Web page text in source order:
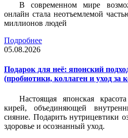
В современном мире
онлайн стала неотъемлемой
миллионов людей
Подробнее
05.08.2026
Подарок для неё: японский
(пробиотики, коллаген и уход за
Настоящая японская
кирей, объединяющей
сияние. Подарить нутрицевтики
здоровье и осознанный уход.